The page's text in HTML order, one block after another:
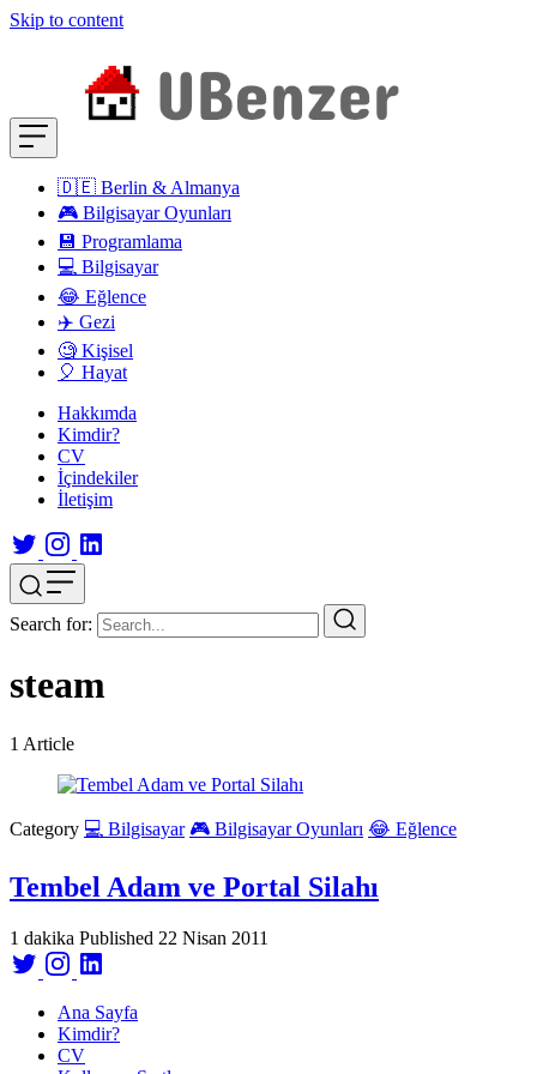
Skip to content
🇩🇪 Berlin & Almanya
🎮 Bilgisayar Oyunları
💾 Programlama
💻 Bilgisayar
😂 Eğlence
✈️ Gezi
🧐 Kişisel
🎈 Hayat
Hakkımda
Kimdir?
CV
İçindekiler
İletişim
Search for:
steam
1 Article
Category 💻 Bilgisayar 🎮 Bilgisayar Oyunları 😂 Eğlence
Tembel Adam ve Portal Silahı
1 dakika Published 22 Nisan 2011
Ana Sayfa
Kimdir?
CV